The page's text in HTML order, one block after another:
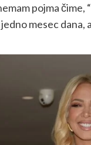
pojma čime,
mesec dana,